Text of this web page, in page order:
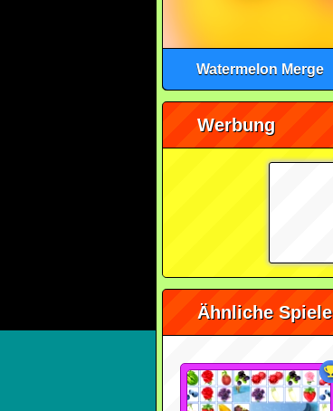
Watermelon Merge
Werbung
Ähnliche Spiele